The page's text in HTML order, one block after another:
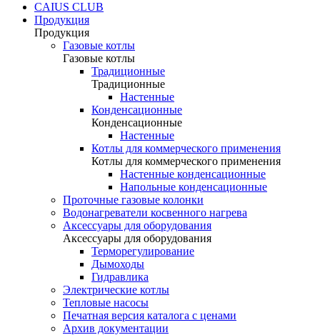
CAIUS CLUB
Продукция
Продукция
Газовые котлы
Газовые котлы
Традиционные
Традиционные
Настенные
Конденсационные
Конденсационные
Настенные
Котлы для коммерческого применения
Котлы для коммерческого применения
Настенные конденсационные
Напольные конденсационные
Проточные газовые колонки
Водонагреватели косвенного нагрева
Аксессуары для оборудования
Аксессуары для оборудования
Терморегулирование
Дымоходы
Гидравлика
Электрические котлы
Тепловые насосы
Печатная версия каталога с ценами
Архив документации